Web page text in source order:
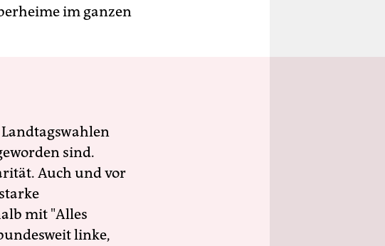
im ganzen
sind.
Auch und vor
mit "Alles
linke,